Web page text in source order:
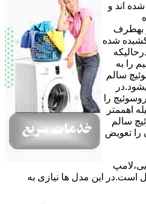
اند و
بهطرف
شده
را ﺑﻪ
ﺳﺎﻟﻢ
را
اهممتر
ﺳﺎﻟﻢ
را ﺗﻌﻮﯾﺾ
اﺳﺖ.در اﯾﻦ مدل ها ﻧﯿﺎزی ﺑﻪ